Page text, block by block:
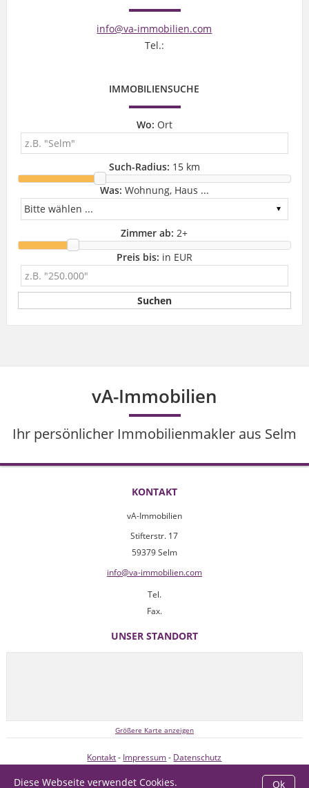
Diese Webseite verwendet Cookies. Ok
info@va-immobilien.com
Tel.:
IMMOBILIENSUCHE
Wo: Ort
Such-Radius: 15 km
Was: Wohnung, Haus ...
Zimmer ab: 2+
Preis bis: in EUR
vA-Immobilien
Ihr persönlicher Immobilienmakler aus Selm
KONTAKT
vA-Immobilien
Stifterstr. 17
59379 Selm
info@va-immobilien.com
Tel.
Fax.
UNSER STANDORT
Größere Karte anzeigen
Kontakt- Impressum- Datenschutz